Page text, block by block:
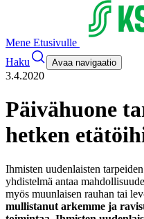
Mene Etusivulle
Haku
Avaa navigaatio
3.4.2020
Päivähuone
hetken
Ihmisten uudenlaisten
yhdistelmä antaa
myös muunlaisen rauhan tai
mullistanut arkemme ja